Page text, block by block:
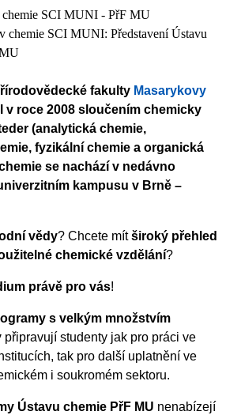
chemie SCI MUNI - PřF MU
chemie SCI MUNI: Představení Ústavu
fakulty Masarykovy
v roce 2008 sloučením chemicky
(analytická chemie,
fyzikální chemie a organická
se nachází v nedávno
kampusu v Brně –
vědy? Chcete mítširoký přehled
chemické vzdělání?
právě pro vás!
s velkým množstvím
připravují studenty jak pro práci ve
tak pro další uplatnění ve
i soukromém sektoru.
Ústavu chemie PřF MU nenabízejí